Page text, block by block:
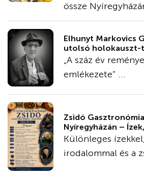
össze
Elhunyt Markovics
utolsó holokauszt-
„A száz év
emlékezete” ...
Zsidó
Nyíregyházán –
Különleges
irodalommal és a